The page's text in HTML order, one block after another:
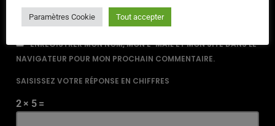
ENREGISTRER MON NOM, MON E-MAIL ET MON SITE DANS LE
NAVIGATEUR POUR MON PROCHAIN COMMENTAIRE.
SAISISSEZ VOTRE RÉPONSE EN CHIFFRES
2 × 5 =
Paramètres Cookie Tout accepter